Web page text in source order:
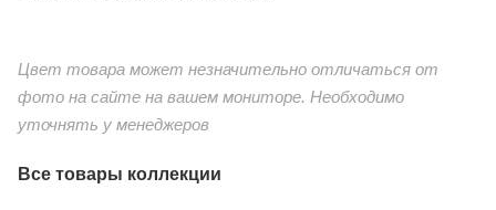
Цвет товара может незначительно отличаться от
фото на сайте на вашем мониторе. Необходимо
уточнять у менеджеров
Все товары коллекции